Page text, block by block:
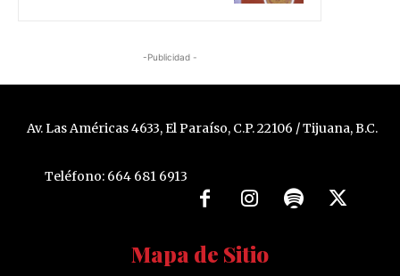
-Publicidad -
Av. Las Américas 4633, El Paraíso, C.P. 22106 / Tijuana, B.C.
Teléfono: 664 681 6913
Mapa de Sitio